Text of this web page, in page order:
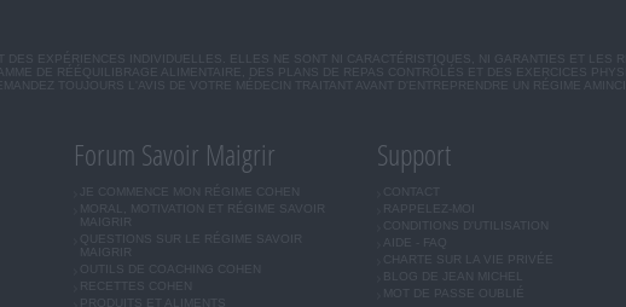
DES EXPÉRIENCES INDIVIDUELLES. ELLES NE SONT NI CARACTÉRISTIQUES, NI GARANTIES ET LES
DE RÉÉQUILIBRAGE ALIMENTAIRE, DES PLANS DE REPAS CONTRÔLÉS ET DES EXERCICES
TOUJOURS L'AVIS DE VOTRE MÉDECIN TRAITANT AVANT D'ENTREPRENDRE UN RÉGIME
Forum Savoir Maigrir
JE COMMENCE MON RÉGIME COHEN
MORAL, MOTIVATION ET RÉGIME SAVOIR
MAIGRIR
QUESTIONS SUR LE RÉGIME SAVOIR
MAIGRIR
OUTILS DE COACHING COHEN
RECETTES COHEN
PRODUITS ET ALIMENTS
Support
CONTACT
RAPPELEZ-MOI
CONDITIONS D'UTILISATION
AIDE - FAQ
CHARTE SUR LA VIE PRIVÉE
BLOG DE JEAN MICHEL
MOT DE PASSE OUBLIÉ